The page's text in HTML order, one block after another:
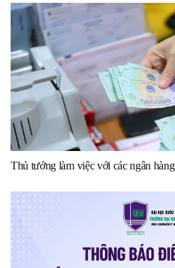
Thủ tướng làm việc với các ngân